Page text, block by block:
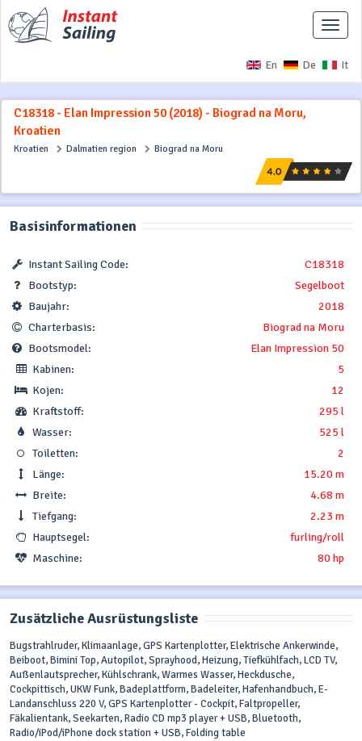
En De It
C18318 - Elan Impression 50 (2018) - Biograd na Moru,
Kroatien
Kroatien Dalmatien region Biograd na Moru
Basisinformationen
Instant Sailing Code:
C18318
Bootstyp:
Segelboot
Baujahr:
2018
Charterbasis:
Biograd na Moru
Bootsmodel:
Elan Impression 50
Kabinen:
5
Kojen:
12
Kraftstoff:
295 l
Wasser:
525 l
Toiletten:
2
Länge:
15.20 m
Breite:
4.68 m
Tiefgang:
2.23 m
Hauptsegel:
furling/roll
Maschine:
80 hp
Zusätzliche Ausrüstungsliste
Bugstrahlruder, Klimaanlage, GPS Kartenplotter, Elektrische Ankerwinde,
Beiboot, Bimini Top, Autopilot, Sprayhood, Heizung, Tiefkühlfach, LCD TV,
Außenlautsprecher, Kühlschrank, Warmes Wasser, Heckdusche,
Cockpittisch, UKW Funk, Badeplattform, Badeleiter, Hafenhandbuch, E-
Landanschluss 220 V, GPS Kartenplotter - Cockpit, Faltpropeller,
Fäkalientank, Seekarten, Radio CD mp3 player + USB, Bluetooth,
Radio/iPod/iPhone dock station + USB, Folding table